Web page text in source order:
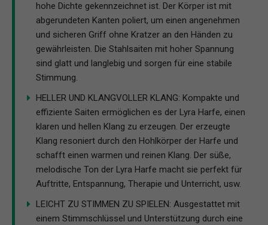
hohe Dichte gekennzeichnet ist. Der Körper ist mit
abgerundeten Kanten poliert, um einen angenehmen
und sicheren Griff ohne Kratzer an den Händen zu
gewährleisten. Die Stahlsaiten mit hoher Spannung
sind glatt und langlebig und sorgen für eine stabile
Stimmung.
HELLER UND KLANGVOLLER KLANG: Kompakte und
effiziente Saiten ermöglichen es der Lyra Harfe, einen
klaren und hellen Klang zu erzeugen. Der erzeugte
Klang resoniert durch den Hohlkörper der Harfe und
schafft einen warmen und reinen Klang. Der süße,
melodische Ton der Lyra Harfe macht sie perfekt für
Auftritte, Entspannung, Therapie und Unterricht, usw.
LEICHT ZU STIMMEN ZU SPIELEN: Ausgestattet mit
einem Stimmschlüssel und Unterstützung durch eine